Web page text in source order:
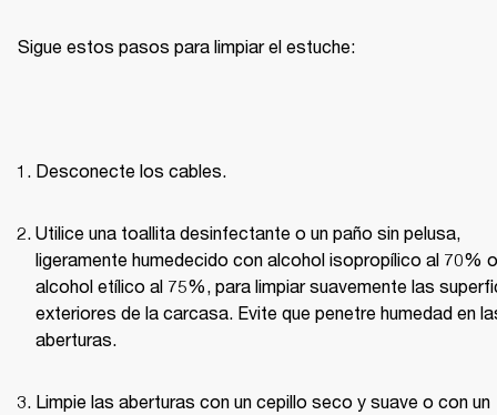
Sigue estos pasos para limpiar el estuche:
Desconecte los cables.
Utilice una toallita desinfectante o un paño sin pelusa,
ligeramente humedecido con alcohol isopropílico al 70% o
alcohol etílico al 75%, para limpiar suavemente las
exteriores de la carcasa. Evite que penetre humedad en
aberturas.
Limpie las aberturas con un cepillo seco y suave o con un